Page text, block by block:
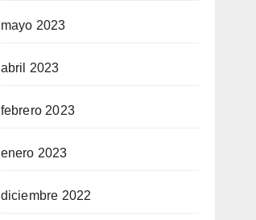
mayo 2023
abril 2023
febrero 2023
enero 2023
diciembre 2022